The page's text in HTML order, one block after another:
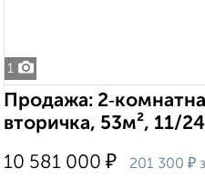
1
Продажа:
вторичка, 53м², 11/
10 581 000 ₽ 201 300 ₽